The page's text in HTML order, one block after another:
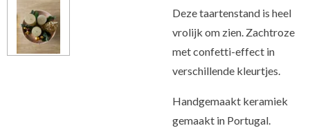
Deze taartenstand is heel
vrolijk om zien. Zachtroze
met confetti-effect in
verschillende kleurtjes.
Handgemaakt keramiek
gemaakt in Portugal.